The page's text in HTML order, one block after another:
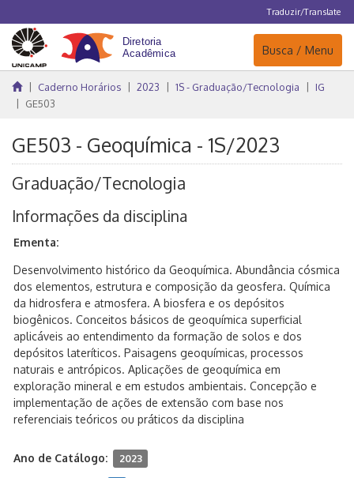
Traduzir/Translate
Navegação
Busca / Menu
Caderno Horários 2023 1S - Graduação/Tecnologia
IG
GE503
GE503 - Geoquímica - 1S/2023
Graduação/Tecnologia
Informações da disciplina
Ementa:
Desenvolvimento histórico da Geoquímica. Abundância cósmica
dos elementos, estrutura e composição da geosfera. Química
da hidrosfera e atmosfera. A biosfera e os depósitos
biogênicos. Conceitos básicos de geoquímica superficial
aplicáveis ao entendimento da formação de solos e dos
depósitos lateríticos. Paisagens geoquímicas, processos
naturais e antrópicos. Aplicações de geoquímica em
exploração mineral e em estudos ambientais. Concepção e
implementação de ações de extensão com base nos
referenciais teóricos ou práticos da disciplina
Ano de Catálogo: 2023